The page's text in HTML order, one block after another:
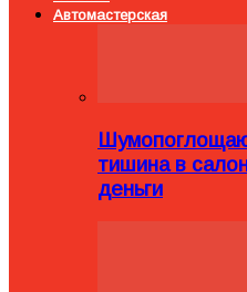
Автомастерская
тишина в
деньги